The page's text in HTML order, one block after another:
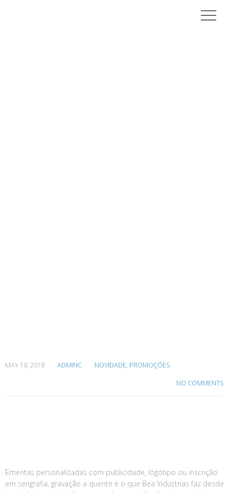
MAY 10, 2018 ADMINC NOVIDADE, PROMOÇÕES
NO COMMENTS
Ementas personalizadas com publicidade, logótipo ou inscrição
em serigrafia, gravação a quente é o que Bea Industrias faz desde